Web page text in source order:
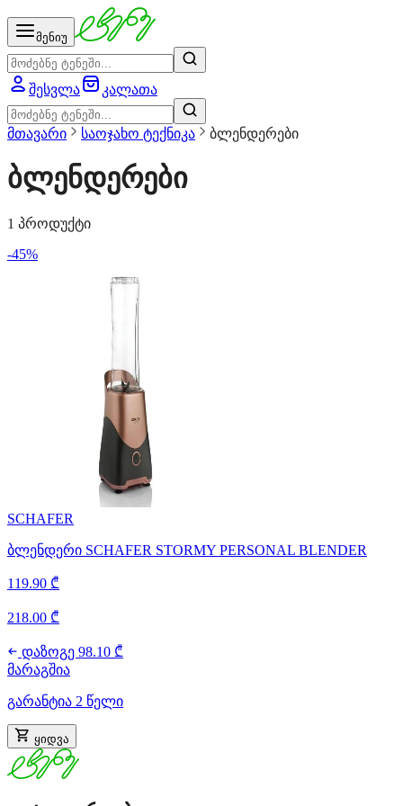
მენიუ
შესვლა კალათა
მთავარი საოჯახო ტექნიკა ბლენდერები
ბლენდერები
1 პროდუქტი
-45%
SCHAFER
ბლენდერი SCHAFER STORMY PERSONAL BLENDER
119.90 ₾
218.00 ₾
დაზოგე 98.10 ₾
მარაგშია
გარანტია 2 წელი
ყიდვა